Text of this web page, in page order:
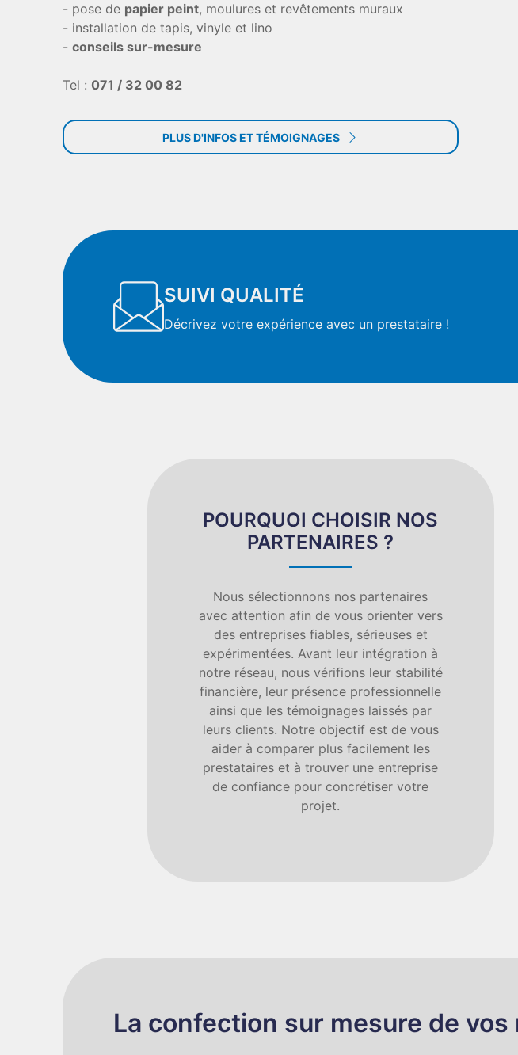
- pose de papier peint, moulures et revêtements muraux
- installation de tapis, vinyle et lino
-conseils sur-mesure
Tel : 071 / 32 00 82
PLUS D'INFOS ET TÉMOIGNAGES
SUIVI QUALITÉ
Décrivez votre expérience avec un prestataire !
POURQUOI CHOISIR NOS
PARTENAIRES ?
Nous sélectionnons nos partenaires
avec attention afin de vous orienter vers
des entreprises fiables, sérieuses et
expérimentées. Avant leur intégration à
notre réseau, nous vérifions leur stabilité
financière, leur présence professionnelle
ainsi que les témoignages laissés par
leurs clients. Notre objectif est de vous
aider à comparer plus facilement les
prestataires et à trouver une entreprise
de confiance pour concrétiser votre
projet.
La confection sur mesure de vos